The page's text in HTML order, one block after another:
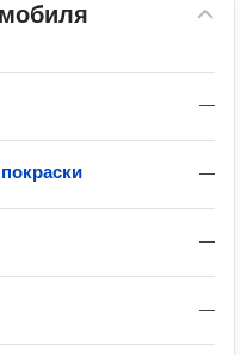
—
—
—
—